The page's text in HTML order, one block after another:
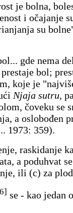
je bolna,
i očajanje
su
gde nema
bol;
koje je
Njaja sutru,
čoveku se
a oslobođen
1973: 359).
raskidanje
a poduhvat
ili (c) za
se - kao jedan